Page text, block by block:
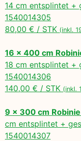
14 cm entsplintet
1540014305
80,00 € / STK (inkl.
16 x 400 cm
18 cm entsplintet
1540014306
140,00 € / STK (inkl.
9 x 300 cm
cm entsplintet +
1540014307